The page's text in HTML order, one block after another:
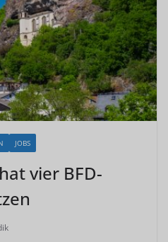
JOBS
vier BFD-